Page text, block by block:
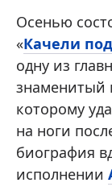
Осенью
«Качели
одну из
знаменитый
которому
на ноги
биография
исполнении